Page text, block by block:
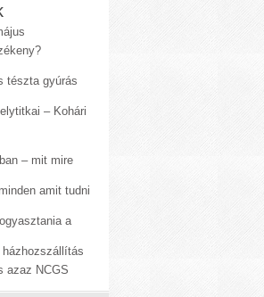
tészta gyúrás
– Kohári
– mit mire
amit tudni
a
azaz NCGS